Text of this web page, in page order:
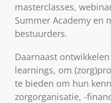
masterclasses,
Summer Academy en
bestuurders.
Daarnaast
learnings, om
te bieden om hun
zorgorganisatie, -